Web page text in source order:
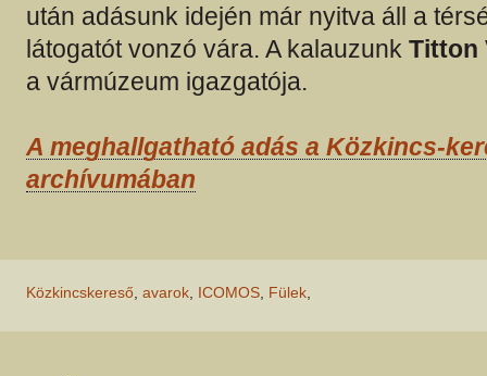
után adásunk idején már nyitva áll a
látogatót vonzó vára. A kalauzunk Titton
a vármúzeum igazgatója.
A meghallgatható adás a Közkincs-
archívumában
Közkincskereső avarok ICOMOS Fülek